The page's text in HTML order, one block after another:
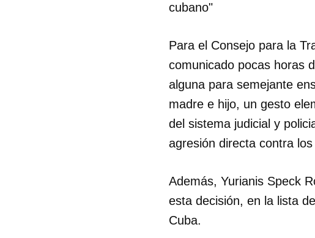
cubano"
Para el Consejo para la
comunicado pocas horas
alguna para semejante
madre e hijo, un gesto
del sistema judicial y
agresión directa contra
Además, Yurianis Speck
esta decisión, en la lista
Cuba.